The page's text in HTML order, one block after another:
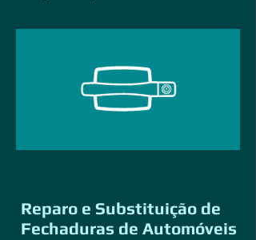
Reparo e Substituição de
Fechaduras de Automóveis